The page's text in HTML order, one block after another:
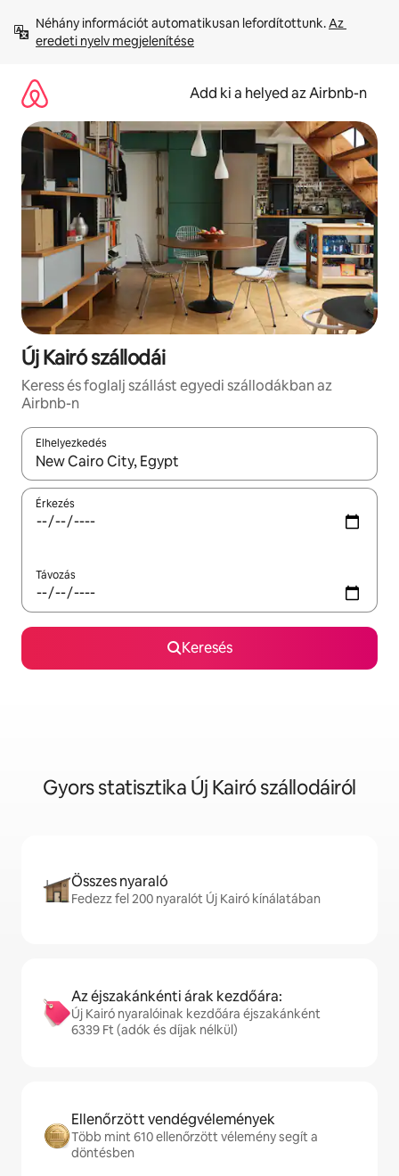
tartalomra
Néhány információt automatikusan lefordítottunk. Az
eredeti nyelv megjelenítése
Add ki a helyed az Airbnb-n
Új Kairó szállodái
Keress és foglalj szállást egyedi szállodákban az
Airbnb-n
Elhelyezkedés
Az eredmények között a felfelé és a lefelé nyíllal
Érkezés
Távozás
Keresés
Gyors statisztika Új Kairó szállodáiról
Összes nyaraló
Fedezz fel 200 nyaralót Új Kairó kínálatában
Az éjszakánkénti árak kezdőára:
Új Kairó nyaralóinak kezdőára éjszakánként
6339 Ft (adók és díjak nélkül)
Ellenőrzött vendégvélemények
Több mint 610 ellenőrzött vélemény segít a
döntésben